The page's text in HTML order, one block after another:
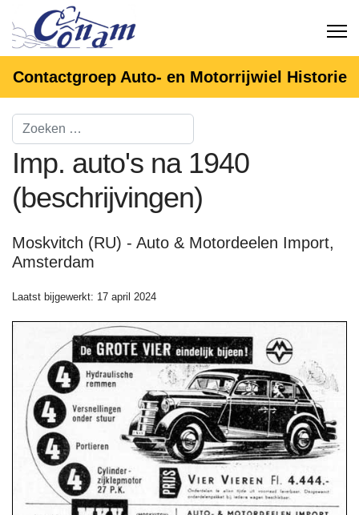
Contactgroep Auto- en Motorrijwiel Historie
Imp. auto's na 1940
(beschrijvingen)
Moskvitch (RU) - Auto & Motordeelen Import,
Amsterdam
Laatst bijgewerkt: 17 april 2024